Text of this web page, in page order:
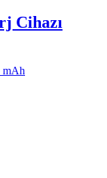
Cihazı